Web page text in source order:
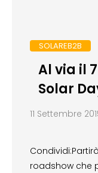
SOLAREB2B
Al via il
Solar
11 Settembre
roadshow che